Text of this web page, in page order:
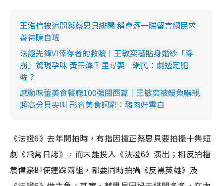
王浩信被追問與蔡思貝緋聞 稱會逐一睇留言網民求
善待陳自瑤
法證先鋒VI倖存者的救贖丨王敏奕著貼身婚紗「穿
崩」驚現孕味 黃宗澤千里尋妻 網民：劇透定肥
咗？
感動味蕾美食餐廳100強關西篇丨王敏奕被鰻魚嚇親
超高分貝尖叫 形容美食詞窮：豬肉好雪白
《法證6》去年開拍時，有指因撞正蔡思貝要拍攝十集短
劇《飛常日誌》，而未能投入《法證6》演出；相反拍檔
袁偉豪即使連踩兩組，都要同時拍攝《反黑英雄》及